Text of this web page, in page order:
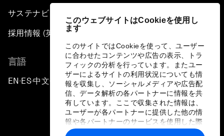
このウェブサイトはCookieを使用し
ます
このサイトではCookieを使って、ユーザー
に合わせたコンテンツや広告の表示、トラ
フィックの分析を行っています。またユー
ザーによるサイトの利用状況についても情
報を収集し、ソーシャルメディアや広告配
信、データ解析の各パートナーに情報を共
有しています。ここで収集された情報は、
ユーザーが各パートナーに提供した他の情
報や各パートナーのサービスを使用した際
に収集された情報と組み合わされ、各パー
サステナビリティへの取り組み
採用情報 (英語のみ)
言語
EN ▪ES▪中文▪ 日本語